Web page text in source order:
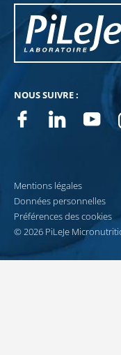
PiLeJe :
NOUS SUIVRE :
Facebook
Linkedin
Mentions légales
Données personnelles
Préférences des cookies
© 2026 PiLeJe
Recevez notre